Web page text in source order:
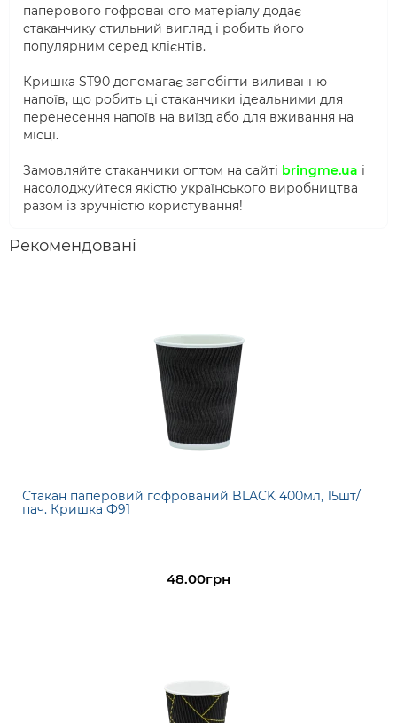
паперового гофрованого матеріалу додає
стаканчику стильний вигляд і робить його
популярним серед клієнтів.
Кришка ST90 допомагає запобігти виливанню
напоїв, що робить ці стаканчики ідеальними для
перенесення напоїв на виїзд або для вживання на
місці.
Замовляйте стаканчики оптом на сайті bringme.ua і
насолоджуйтеся якістю українського виробництва
разом із зручністю користування!
Рекомендовані
Стакан паперовий гофрований BLACK 400мл, 15шт/
пач. Кришка Ф91
48.00грн